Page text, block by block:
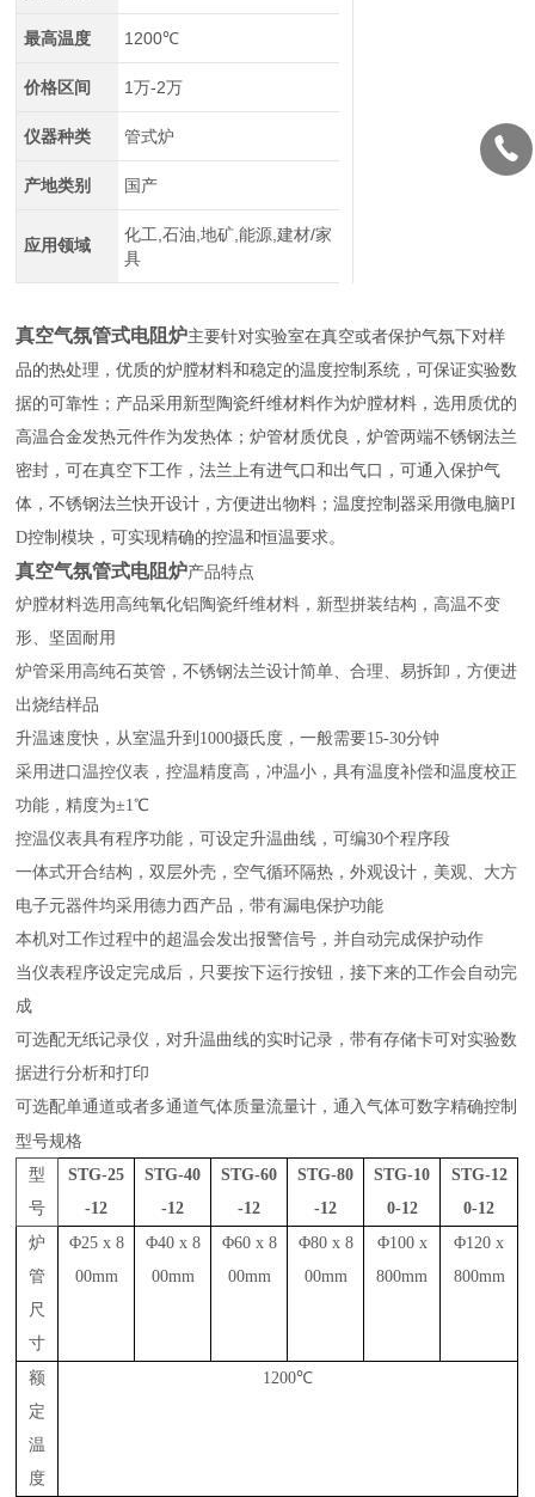
最高温度 1200℃
价格区间 1万-2万
仪器种类 管式炉
产地类别 国产
应用领域
化工,石油,地矿,能源,建材/家
具
真空气氛管式电阻炉主要针对实验室在真空或者保护气氛下对样
品的热处理，优质的炉膛材料和稳定的温度控制系统，可保证实验数
据的可靠性；产品采用新型陶瓷纤维材料作为炉膛材料，选用质优的
高温合金发热元件作为发热体；炉管材质优良，炉管两端不锈钢法兰
密封 ，可在真空下工作，法兰上有进气口和出气口，可通入保护气
体，不锈钢法兰快开设计，方便进出物料 ；温度控制器采用微电脑PI
D控制模块，可实现精确的控温和恒温要求。
真空气氛管式电阻炉产品特点
炉膛材料选用 高纯氧化铝 陶瓷纤维材料， 新型拼装结构， 高温不变
形、 坚固耐用
炉管采用 高纯石英管，不锈钢法兰设计简单、合理、易拆卸，方便进
出烧结样品
升温速度快，从室温升到1000摄氏度，一般需要15-30分钟
采用进口温控仪表，控温精度高，冲温小，具有温度补偿和温度校正
功能，精度为±1℃
控温仪表具有程序功能，可设定升温曲线，可编30个程序段
一体式开合结构，双层外壳，空气循环隔热，外观设计， 美观、大方
电子元器件均采用德力西产品，带有漏电保护功能
本机对工作过程中的超温会发出报警信号，并自动完成保护动作
当仪表程序设定完成后，只要按下运行按钮，接下来的工作会自动完
成
可选配无纸记录仪，对升温曲线的实时记录，带有存储卡可对实验数
据进行分析和打印
可选配单通道或者多通道气体质量流量计，通入气体可数字精确控制
型号规格
型
号
STG-25
-12
STG-40
-12
STG-60
-12
STG-80
-12
STG-10
0-12
STG-12
0-12
炉
管
尺
寸
Φ25 x 8
00mm
Φ40 x 8
00mm
Φ60 x 8
00mm
Φ80 x 8
00mm
Φ100 x
800mm
Φ120 x
800mm
额
定
温
度
1200℃